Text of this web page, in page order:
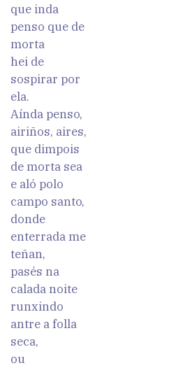
que inda
penso que de
morta
hei de
sospirar por
ela.
Aínda penso,
airiños, aires,
que dimpois
de morta sea
e aló polo
campo santo,
donde
enterrada me
teñan,
pasés na
calada noite
runxindo
antre a folla
seca,
ou